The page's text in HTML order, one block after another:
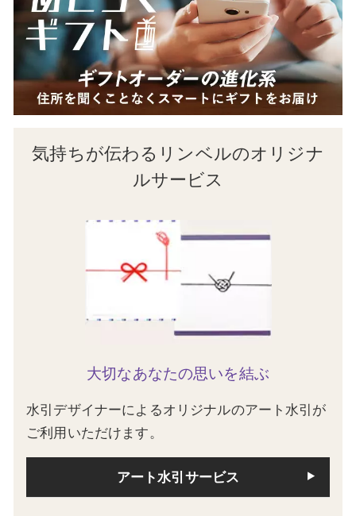
気持ちが伝わるリンベルのオリジナ
ルサービス
大切なあなたの思いを結ぶ
水引デザイナーによるオリジナルのアート水引が
ご利用いただけます。
アート水引サービス